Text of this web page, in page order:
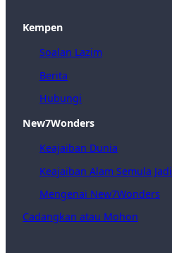
Kempen
Soalan Lazim
Berita
Hubungi
New7Wonders
Keajaiban Dunia
Keajaiban Alam Semula Jadi
Mengenai New7Wonders
Cadangkan atau Mohon